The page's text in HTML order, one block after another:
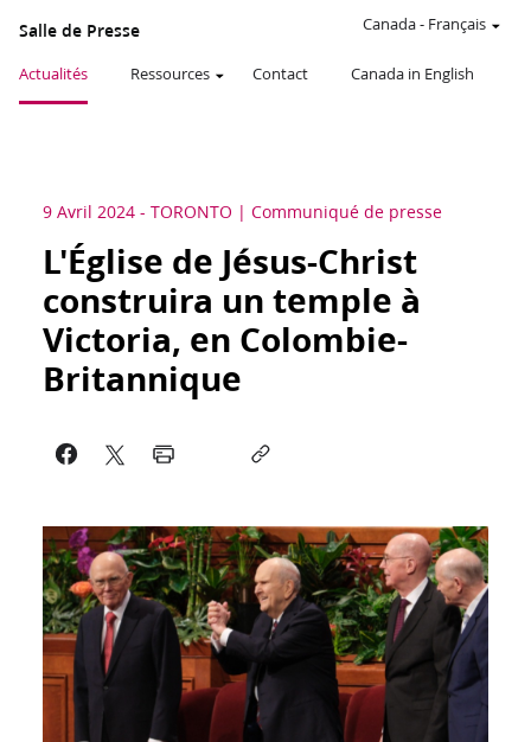
Salle de Presse
Actualités Ressources Contact Canada in English
Canada- Français
9 Avril 2024 - TORONTO Communiqué de presse
L'Église de Jésus-Christ
construira un temple à
Victoria, en Colombie-
Britannique